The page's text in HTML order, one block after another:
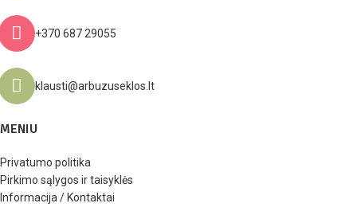
+370 687 29055
klausti@arbuzuseklos.lt
MENIU
Privatumo politika
Pirkimo sąlygos ir taisyklės
Informacija / Kontaktai